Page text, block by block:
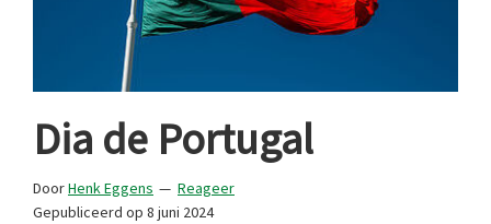
Dia de Portugal
DoorHenk Eggens
Reageer
Gepubliceerd op 8 juni 2024